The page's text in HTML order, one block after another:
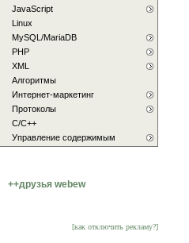
JavaScript
Linux
MySQL/MariaDB
PHP
XML
Алгоритмы
Интернет-маркетинг
Протоколы
С/C++
Управление содержимым
++друзья webew
[как отключить рекламу?]